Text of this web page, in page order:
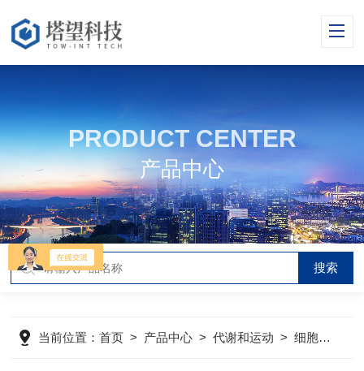
PRODUCT CENTER
产品中心
当前位置：首页 > 产品中心 >代谢和运动 >细胞代谢